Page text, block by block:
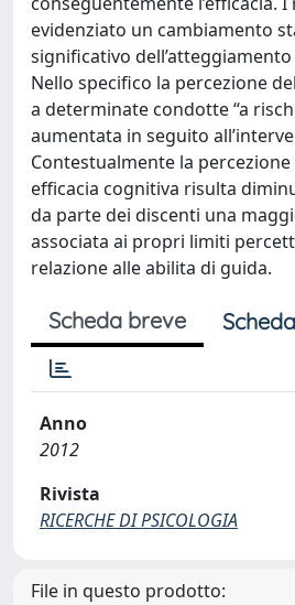
evidenziato un cambiamento
significativo
Nello specifico la percezione
a determinate condotte “a
aumentata in seguito
Contestualmente la
efficacia cognitiva risulta
da parte dei discenti una
associata ai propri limiti
relazione alle abilita di guida.
Scheda breve
Anno
2012
Rivista
RICERCHE DI PSICOLOGIA
File in questo prodotto: